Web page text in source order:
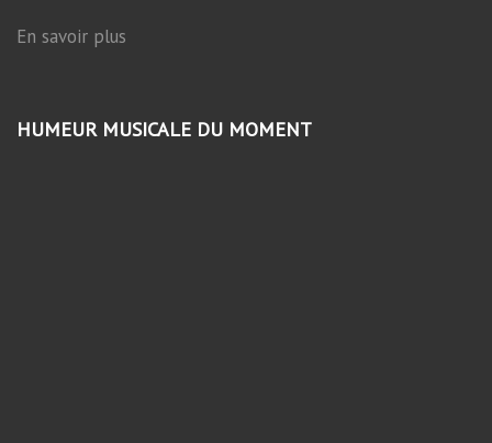
En savoir plus
HUMEUR MUSICALE DU MOMENT